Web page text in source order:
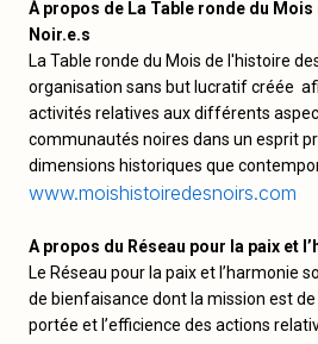
À propos de La Table ronde du Mois
Noir.e.s
La Table ronde du Mois de l'histoire
organisation sans but lucratif créée
activités relatives aux différents
communautés noires dans un esprit
dimensions historiques que
www.moishistoiredesnoirs.com
A propos du Réseau pour la paix et
Le Réseau pour la paix et l’harmonie
de bienfaisance dont la mission est
portée et l’efficience des actions